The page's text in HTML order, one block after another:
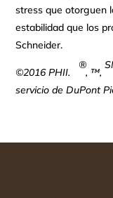
stress que otorguen
estabilidad que los
Schneider.
©2016 PHII.
®
, ™,
servicio de DuPont